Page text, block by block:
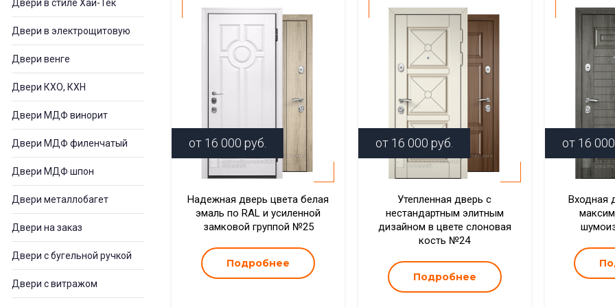
Двери в стиле Хай-Тек
Двери в электрощитовую
Двери венге
Двери КХО, КХН
Двери МДФ винорит
Двери МДФ филенчатый
Двери МДФ шпон
Двери металлобагет
Двери на заказ
Двери с бугельной ручкой
Двери с витражом
от 16 000 руб.
Надежная дверь цвета белая
эмаль по RAL и усиленной
замковой группой №25
Подробнее
от 16 000 руб.
Утепленная дверь с
нестандартным элитным
дизайном в цвете слоновая
кость №24
Подробнее
от 16 000
Входная